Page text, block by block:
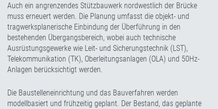
Auch ein angrenzendes Stützbauwerk nordwestlich der Brücke
muss erneuert werden. Die Planung umfasst die objekt- und
tragwerksplanerische Einbindung der Überführung in den
bestehenden Übergangsbereich, wobei auch technische
Ausrüstungsgewerke wie Leit- und Sicherungstechnik (LST),
Telekommunikation (TK), Oberleitungsanlagen (OLA) und 50Hz-
Anlagen berücksichtigt werden.
Die Baustelleneinrichtung und das Bauverfahren werden
modellbasiert und frühzeitig geplant. Der Bestand, das geplante